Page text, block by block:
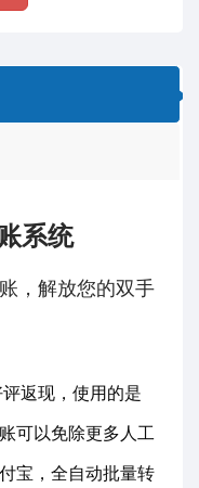
系统
，解放您的双手
返现，使用的是
可以免除更多人工
宝，全自动批量转